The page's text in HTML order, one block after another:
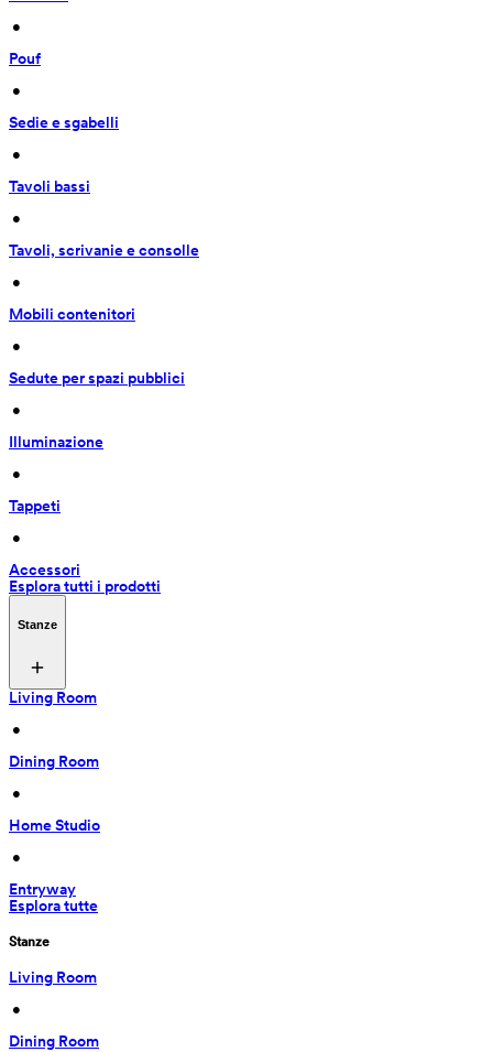
•
Pouf
•
Sedie e sgabelli
•
Tavoli bassi
•
Tavoli, scrivanie e consolle
•
Mobili contenitori
•
Sedute per spazi pubblici
•
Illuminazione
•
Tappeti
•
Accessori
Esplora tutti i prodotti
Stanze
Living Room
•
Dining Room
•
Home Studio
•
Entryway
Esplora tutte
Stanze
Living Room
•
Dining Room